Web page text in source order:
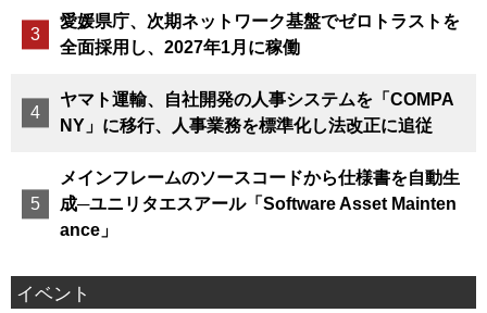
愛媛県庁、次期ネットワーク基盤でゼロトラストを
全面採用し、2027年1月に稼働
ヤマト運輸、自社開発の人事システムを「COMPA
NY」に移行、人事業務を標準化し法改正に追従
メインフレームのソースコードから仕様書を自動生
成─ユニリタエスアール「Software Asset Mainten
ance」
イベント